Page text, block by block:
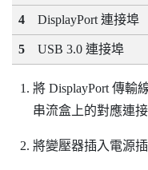
4 DisplayPort 連接埠
5 USB 3.0 連接埠
將 DisplayPort傳輸
串流盒上的對應連接
將變壓器插入電源插